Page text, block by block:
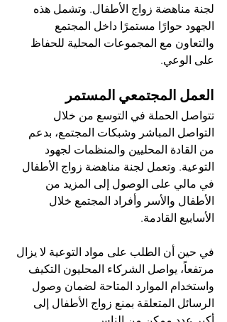
لجنة مناهضة زواج الأطفال. وتشمل هذه
الجهود حوارًا مستمرًا داخل المجتمع
والتعاون مع المجموعات المحلية للحفاظ
على الوعي.
العمل المجتمعي المستمر
تتواصل الحملة في التوسع من خلال
التواصل المباشر وشبكات المجتمع، بدعم
من القادة المحليين والمنظمات لجهود
التوعية. وتعمل لجنة مناهضة زواج الأطفال
في مالي على الوصول إلى المزيد من
الأطفال والأسر وأفراد المجتمع خلال
الأسابيع القادمة.
في حين أن الطلب على مواد التوعية لا يزال
مرتفعاً، يواصل الشركاء المحليون التكيف
واستخدام الموارد المتاحة لضمان وصول
الرسائل المتعلقة بمنع زواج الأطفال إلى